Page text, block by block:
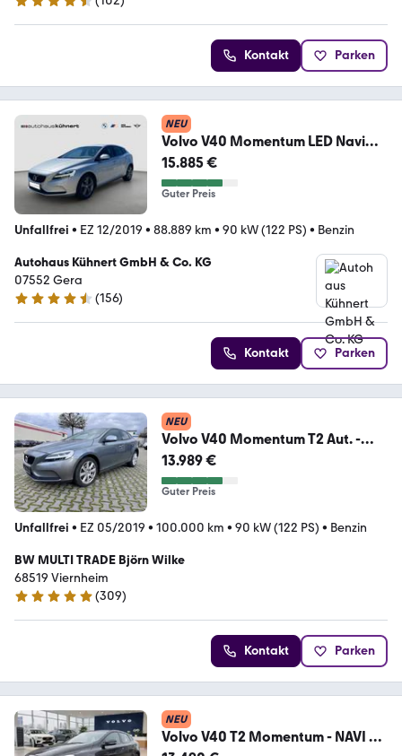
4.6 Sterne
Kontakt Parken
NEU
Volvo V40 Momentum LED Navi
Tempo PDC SitzHz Klima
15.885 €
Guter Preis
Unfallfrei • EZ 12/2019 • 88.889 km • 90 kW (122 PS) • Benzin
Autohaus Kühnert GmbH & Co. KG
07552 Gera
4.5 Sterne
(156)
Kontakt Parken
NEU
Volvo V40 Momentum T2 Aut. -
NAVI + LED + AHK
13.989 €
Guter Preis
Unfallfrei • EZ 05/2019 • 100.000 km • 90 kW (122 PS) • Benzin
BW MULTI TRADE Björn Wilke
68519 Viernheim
4.9 Sterne
(309)
Kontakt Parken
NEU
Volvo V40 T2 Momentum - NAVI +